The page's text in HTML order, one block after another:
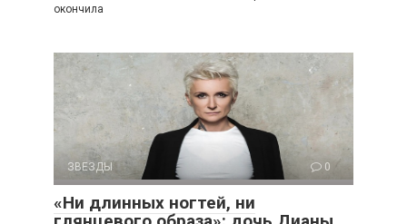
окончила
ЗВЕЗДЫ 0
«Ни длинных ногтей, ни